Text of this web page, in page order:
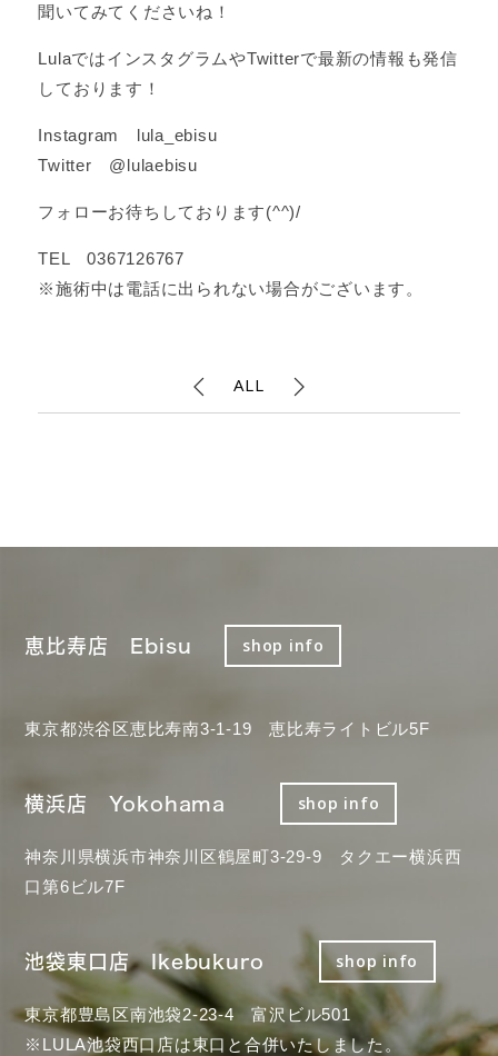
聞いてみてくださいね！
LulaではインスタグラムやTwitterで最新の情報も発信
しております！
Instagram lula_ebisu
Twitter @lulaebisu
フォローお待ちしております(^^)/
TEL 0367126767
※施術中は電話に出られない場合がございます。
ALL
恵比寿店 Ebisu shop info
東京都渋谷区恵比寿南3-1-19 恵比寿ライトビル5F
横浜店 Yokohama shop info
神奈川県横浜市神奈川区鶴屋町3-29-9 タクエー横浜西
口第6ビル7F
池袋東口店 Ikebukuro shop info
東京都豊島区南池袋2-23-4 富沢ビル501
※LULA池袋西口店は東口と合併いたしました。